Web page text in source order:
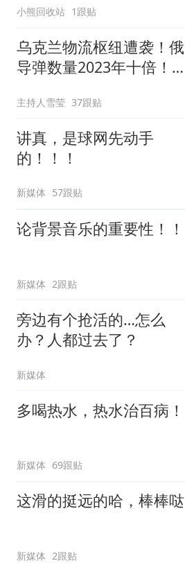
小熊回收站 1跟贴
乌克兰物流枢纽遭袭！俄
导弹数量2023年十倍！为
主持人雪莹 37跟贴
讲真，是球网先动手
的！！！
新媒体 57跟贴
论背景音乐的重要性！！
新媒体 2跟贴
旁边有个抢活的…怎么
办？人都过去了？
新媒体
多喝热水，热水治百病！
新媒体 69跟贴
这滑的挺远的哈，棒棒哒
新媒体 2跟贴